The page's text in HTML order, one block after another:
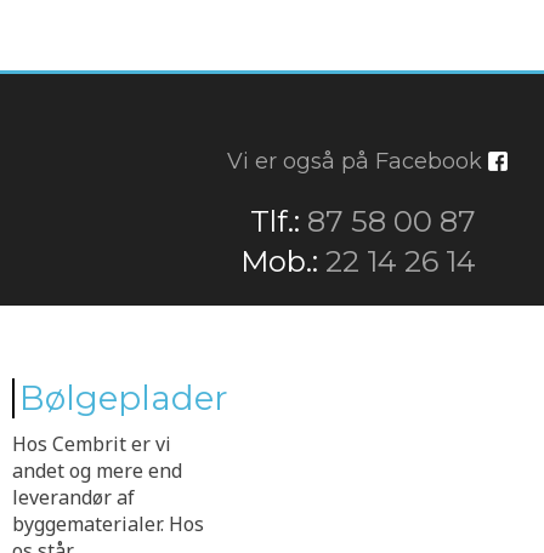
Vi er også på Facebook
​Tlf.: 87 58 00 87
​Mob.:22 14 26 14
Bølgeplader
Hos Cembrit er vi
andet og mere end
leverandør af
byggematerialer. Hos